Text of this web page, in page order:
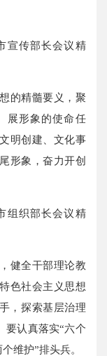
传部长会议精
的精髓要义，聚
展形象的使命任
明创建、文化事
形象，奋力开创
织部长会议精
健全干部理论教
色社会主义思想
，探索基层治理
要认真落实“六个
维护”排头兵。